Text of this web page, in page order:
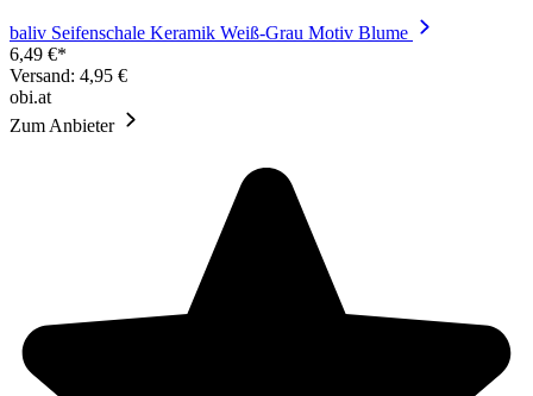
baliv Seifenschale Keramik Weiß-Grau Motiv Blume
6,49 €*
Versand: 4,95 €
obi.at
Zum Anbieter